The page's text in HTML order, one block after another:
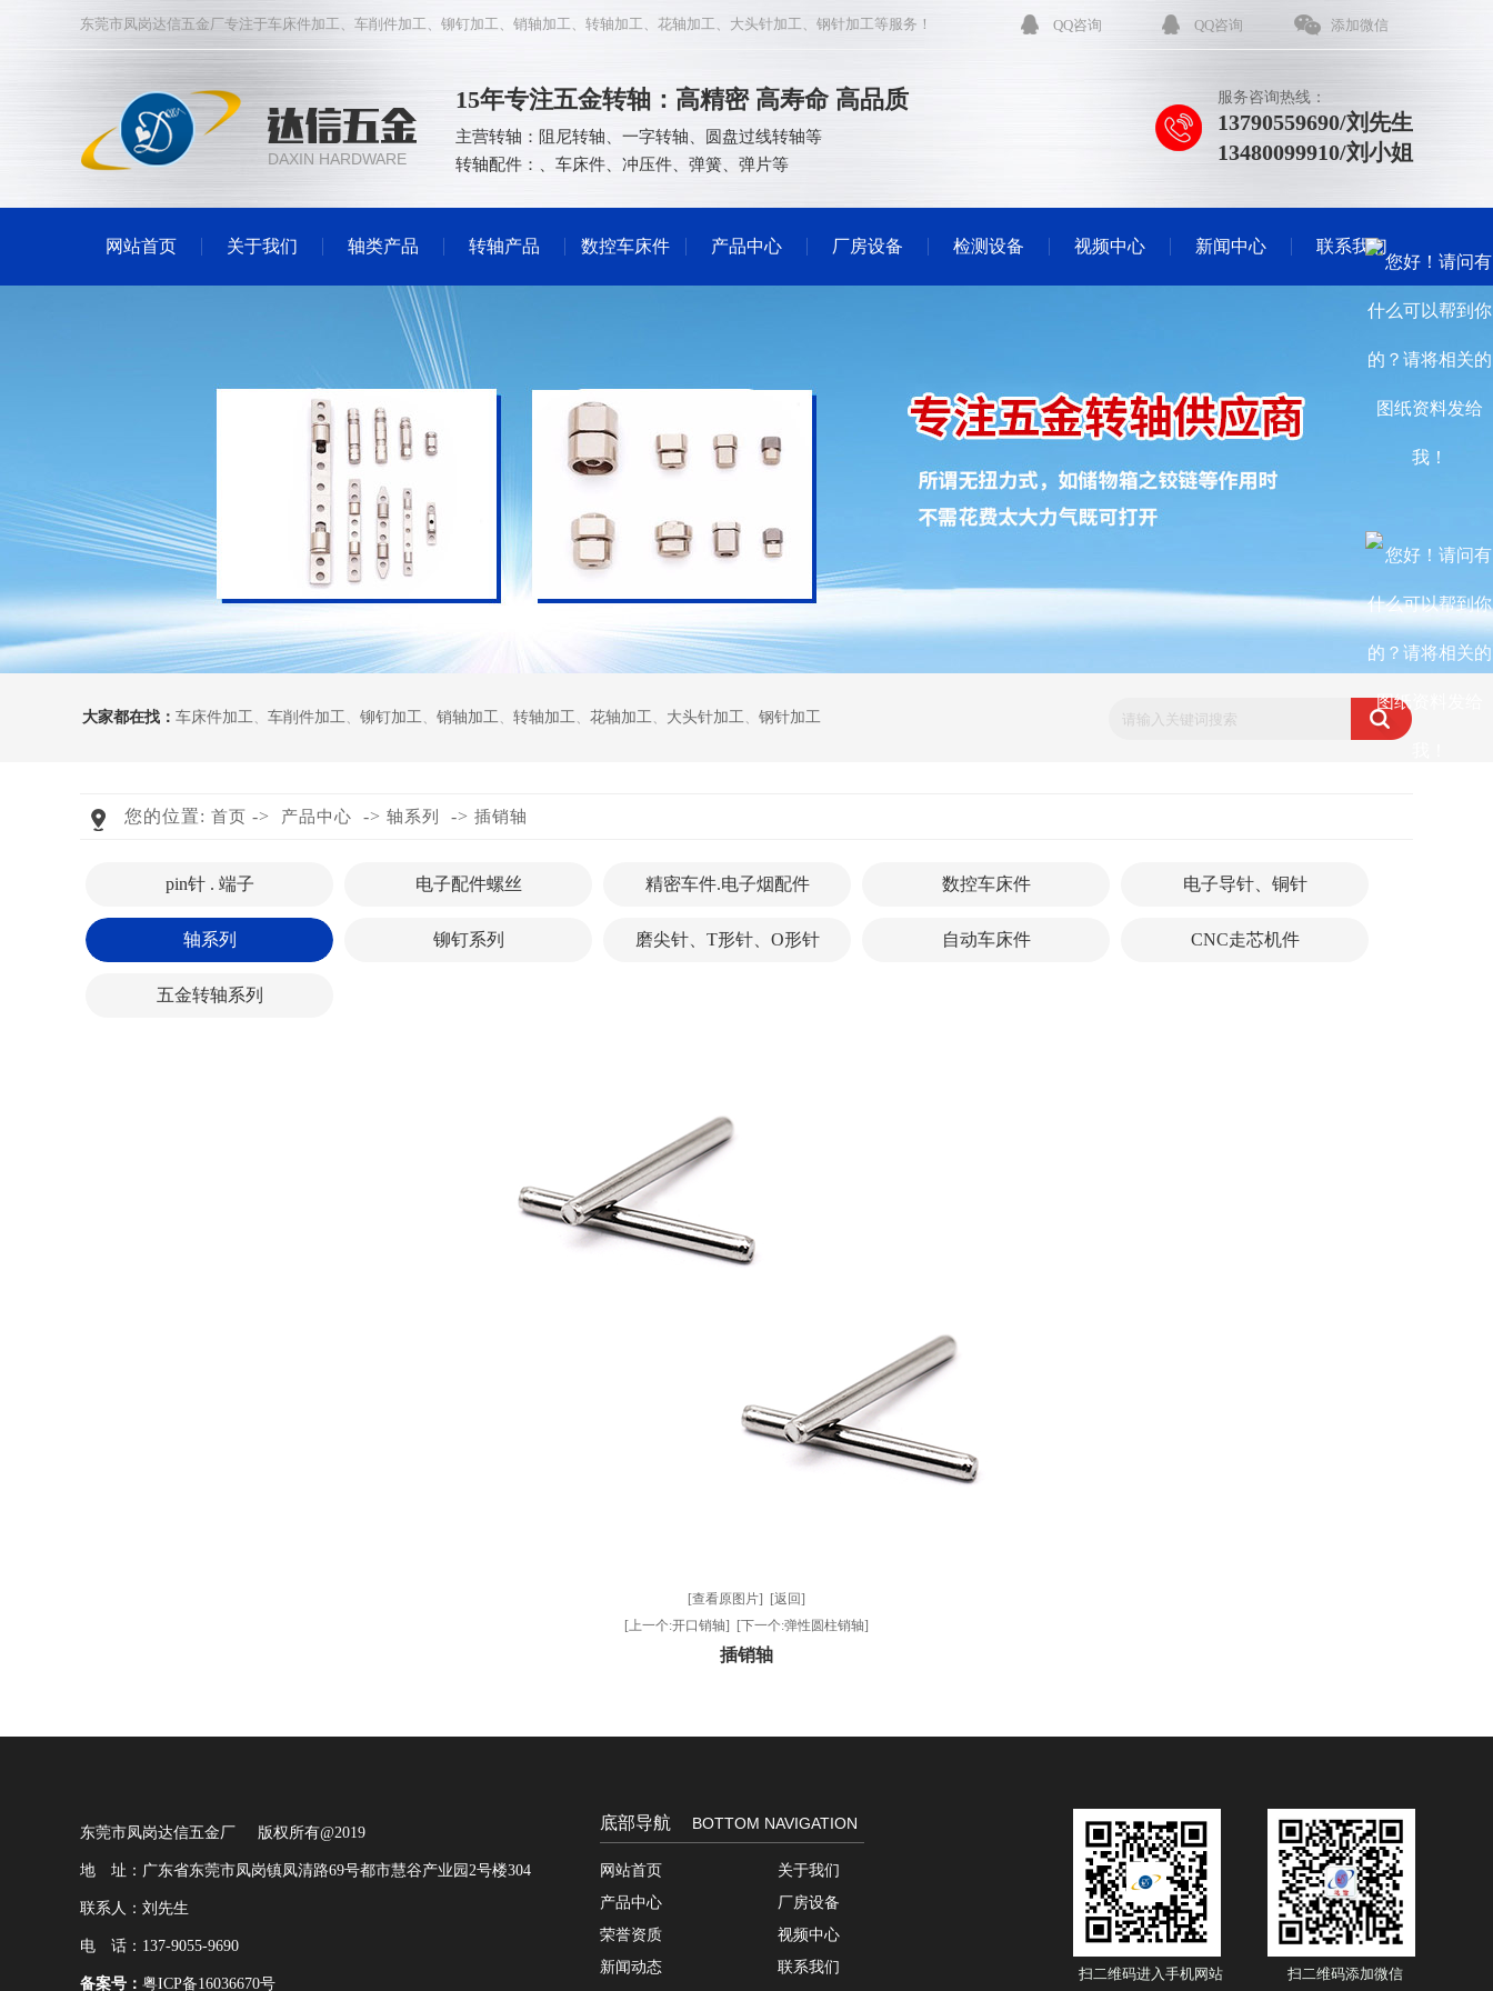
东莞市凤岗达信五金厂专注于车床件加工 、 车削件加工、 铆钉加工、 销轴加工、 转轴加工 、 花轴加工 、 大头针加工 、 钢针加工等服务！ QQ咨询 QQ咨询 添加微信
DAXIN HARDWARE
15年专注五金转轴：高精密 高寿命 高品质
主营转轴： 阻尼转轴 一字转轴
圆盘过线转轴等
转轴配件：
车床件 冲压件 弹簧 弹片等
服务咨询热线：
13790559690/刘先生
13480099910/刘小姐
网站首页 关于我们 轴类产品 转轴产品 数控车床件 产品中心 厂房设备 检测设备 视频中心 新闻中心 联系我们
大家都在找： 车床件加工、 车削件加工、 铆钉加工、 销轴加工、 转轴加工、 花轴加工、 大头针加工、 钢针加工
您的位置: 首页 -> 产品中心 -> 轴系列 -> 插销轴
pin针 . 端子 电子配件螺丝 精密车件.电子烟配件 数控车床件 电子导针、铜针
轴系列 铆钉系列 磨尖针、T形针、O形针 自动车床件 CNC走芯机件
五金转轴系列
[查看原图片]
[返回]
[上一个:开口销轴]
[下一个:弹性圆柱销轴]
插销轴
东莞市凤岗达信五金厂 版权所有@2019
地 址：广东省东莞市凤岗镇凤清路69号都市慧谷产业园2号楼304
联系人：刘先生
电 话：137-9055-9690
备案号： 粤ICP备16036670号
底部导航 BOTTOM NAVIGATION
网站首页
关于我们
产品中心
厂房设备
荣誉资质
视频中心
新闻动态
联系我们 扫二维码进入手机网站 扫二维码添加微信